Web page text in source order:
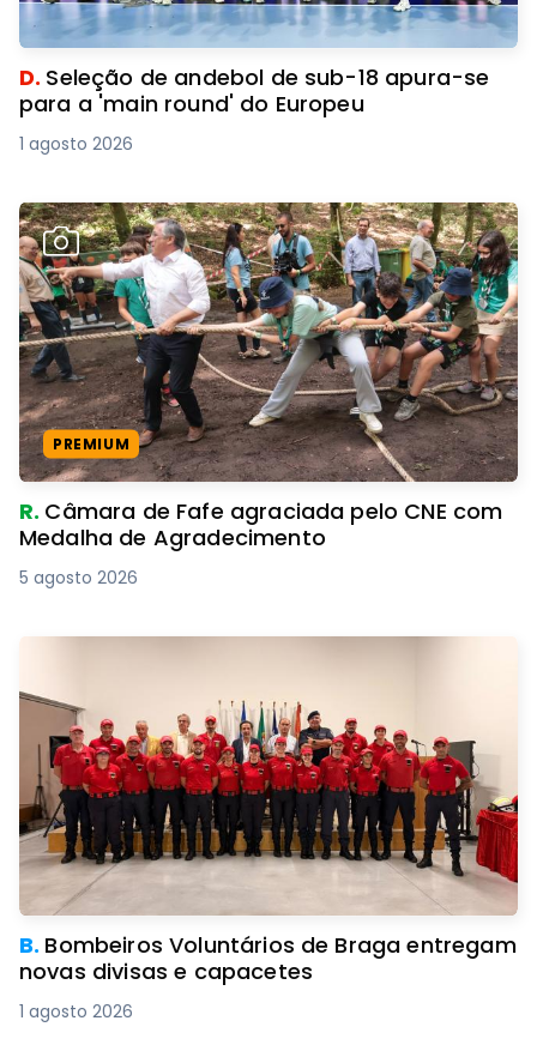
D. Seleção de andebol de sub-18 apura-se
para a 'main round' do Europeu
1 agosto 2026
PREMIUM
R. Câmara de Fafe agraciada pelo CNE com
Medalha de Agradecimento
5 agosto 2026
B. Bombeiros Voluntários de Braga entregam
novas divisas e capacetes
1 agosto 2026